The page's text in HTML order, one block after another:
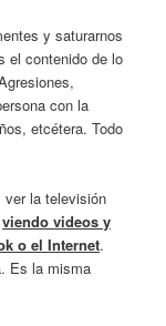
y saturarnos
el contenido de lo
con la
etcétera. Todo
ver la televisión
viendo videos y
o el Internet.
Es la misma